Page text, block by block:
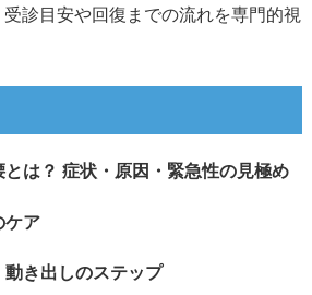
診目安や回復までの流れを専門的視
は？ 症状・原因・緊急性の見極め
ケア
き出しのステップ